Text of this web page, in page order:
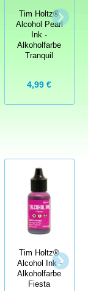
Tim Holtz®
Alcohol Pearl
Ink -
Alkoholfarbe
Tranquil
4,99 €
Tim Holtz®
Alcohol Ink -
Alkoholfarbe
Fiesta